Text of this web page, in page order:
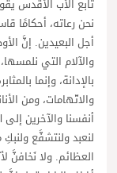
تابع الأب الأقدس
نحن رعاته، أحكامًا
أجل البعيدين. إنَّ
والآلام التي
بالإدانة، وإنما
والاتّهامات، ومن
أنفسنا والآخرين
لنعبد ولنتشفَّع
العظائم. ولا نَخافنَّ